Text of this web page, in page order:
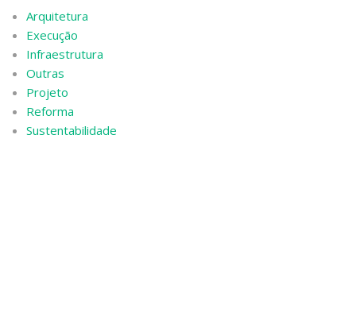
Arquitetura
Execução
Infraestrutura
Outras
Projeto
Reforma
Sustentabilidade